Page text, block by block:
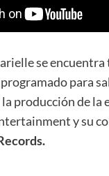
se encuentra
programado para
producción de la
y su